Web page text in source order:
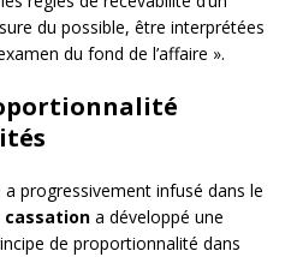
du possible, être interprétées
du fond de l’affaire ».
progressivement infusé dans le
cassation a développé une
de proportionnalité dans